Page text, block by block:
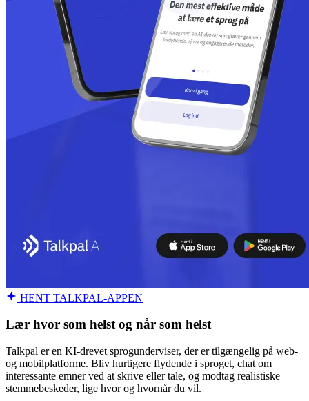
HENT TALKPAL-APPEN
Lær hvor som helst og når som helst
Talkpal er en KI-drevet sprogunderviser, der er tilgængelig på web-
og mobilplatforme. Bliv hurtigere flydende i sproget, chat om
interessante emner ved at skrive eller tale, og modtag realistiske
stemmebeskeder, lige hvor og hvornår du vil.